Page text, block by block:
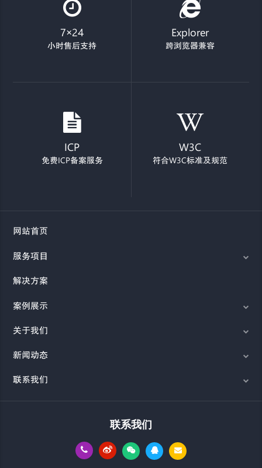
7×24
小时售后支持
Explorer
跨浏览器兼容
ICP
免费ICP备案服务
W3C
符合W3C标准及规范
网站首页
服务项目
解决方案
案例展示
关于我们
新闻动态
联系我们
联系我们